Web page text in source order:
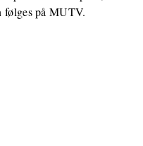
følges på MUTV.